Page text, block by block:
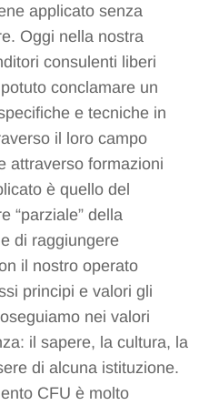
applicato senza
Oggi nella nostra
consulenti liberi
conclamare un
e tecniche in
il loro campo
attraverso formazioni
è quello del
“parziale” della
di raggiungere
il nostro operato
principi e valori gli
nei valori
il sapere, la cultura, la
di alcuna istituzione.
CFU è molto